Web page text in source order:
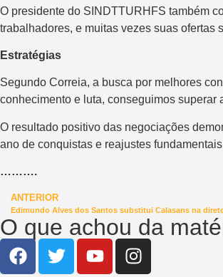
O presidente do SINDTTURHFS também
trabalhadores, e muitas vezes suas ofertas
Estratégias
Segundo Correia, a busca por melhores
conhecimento e luta, conseguimos superar
O resultado positivo das negociações
ano de conquistas e reajustes
……….
ANTERIOR
Edimundo Alves dos Santos substitui Calasans na
O que achou da